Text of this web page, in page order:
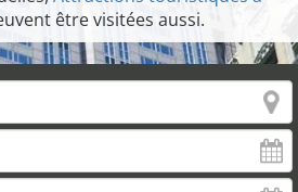
être visitées aussi.